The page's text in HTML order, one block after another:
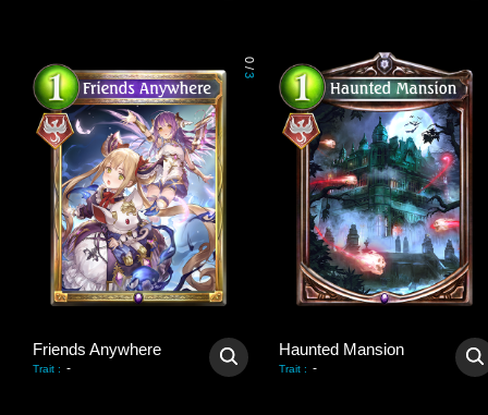
0
/
3
Friends Anywhere
Trait : -
Haunted Mansion
Trait : -